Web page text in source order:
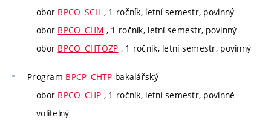
obor BPCO_SCH , 1 ročník, letní semestr, povinný
obor BPCO_CHM , 1 ročník, letní semestr, povinný
obor BPCO_CHTOZP , 1 ročník, letní semestr, povinný
Program BPCP_CHTP bakalářský
obor BPCO_CHP , 1 ročník, letní semestr, povinně
volitelný